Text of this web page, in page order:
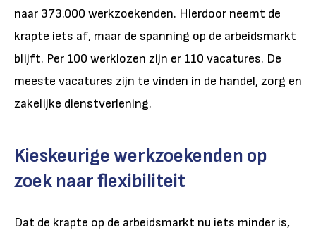
naar 373.000 werkzoekenden. Hierdoor neemt de
krapte iets af, maar de spanning op de arbeidsmarkt
blijft. Per 100 werklozen zijn er 110 vacatures. De
meeste vacatures zijn te vinden in de handel, zorg en
zakelijke dienstverlening.
Kieskeurige werkzoekenden op
zoek naar flexibiliteit
Dat de krapte op de arbeidsmarkt nu iets minder is,